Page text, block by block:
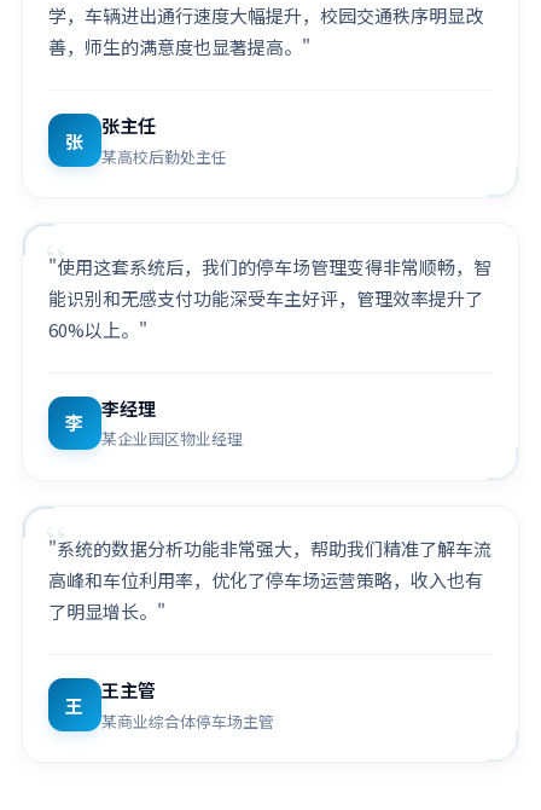
学，车辆进出通行速度大幅提升，校园交通秩序明显改
善，师生的满意度也显著提高。"
张
张主任
某高校后勤处主任
"使用这套系统后，我们的停车场管理变得非常顺畅，智
能识别和无感支付功能深受车主好评，管理效率提升了
60%以上。"
李
李经理
某企业园区物业经理
"系统的数据分析功能非常强大，帮助我们精准了解车流
高峰和车位利用率，优化了停车场运营策略，收入也有
了明显增长。"
王
王主管
某商业综合体停车场主管